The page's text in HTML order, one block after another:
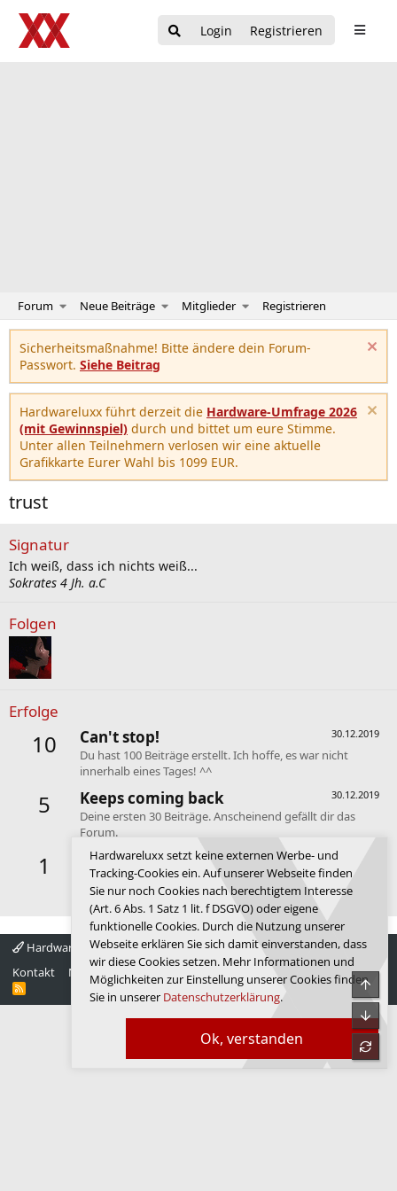
Login Registrieren
Forum Neue Beiträge Mitglieder Registrieren
Sicherheitsmaßnahme! Bitte ändere dein Forum-
Passwort. Siehe Beitrag
Hardwareluxx führt derzeit die Hardware-Umfrage 2026
(mit Gewinnspiel) durch und bittet um eure Stimme.
Unter allen Teilnehmern verlosen wir eine aktuelle
Grafikkarte Eurer Wahl bis 1099 EUR.
trust
Signatur
Ich weiß, dass ich nichts weiß...
Sokrates 4 Jh. a.C
Folgen
Erfolge
10 30.12.2019
Can't stop!
Du hast 100 Beiträge erstellt. Ich hoffe, es war nicht
innerhalb eines Tages! ^^
5 30.12.2019
Keeps coming back
Deine ersten 30 Beiträge. Anscheinend gefällt dir das
Forum.
1 30.12.2019
First message
Dein erster Beitrag. Hallo und willkommen im Forum de
Luxx.
Hardwareluxx 4.0
Deutsch
Kontakt
Nutzungsbedingungen Datenschutz Hilfe Startseite
R
Ok, verstanden
Hardwareluxx setzt keine externen Werbe- und
Tracking-Cookies ein. Auf unserer Webseite finden
Sie nur noch Cookies nach berechtigtem Interesse
(Art. 6 Abs. 1 Satz 1 lit. f DSGVO) oder eigene
funktionelle Cookies. Durch die Nutzung unserer
Webseite erklären Sie sich damit einverstanden, dass
wir diese Cookies setzen. Mehr Informationen und
Möglichkeiten zur Einstellung unserer Cookies finden
Sie in unserer Datenschutzerklärung.